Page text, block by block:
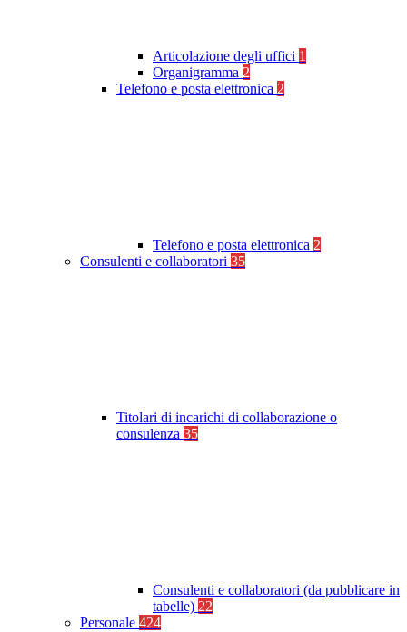
Articolazione degli uffici 1
Organigramma 2
Telefono e posta elettronica 2
Telefono e posta elettronica 2
Consulenti e collaboratori 35
Titolari di incarichi di collaborazione o
consulenza 35
Consulenti e collaboratori (da pubblicare in
tabelle) 22
Personale 424